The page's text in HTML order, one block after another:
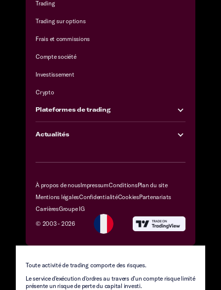
Trading
Trading sur options
Frais et commissions
Compte société
Investissement
Crypto
Plateformes de trading
Actualités
À propos de nousImpressumConditionsPlan du site
Mentions légalesConfidentialitéCookiesPartenariats
CarrièresGroupe IG
© 2003 - 2026
Toute activité de trading comporte des risques.
Le service d'exécution d'ordres au travers d’un compte risque limité
présente un risque de perte du capital investi.